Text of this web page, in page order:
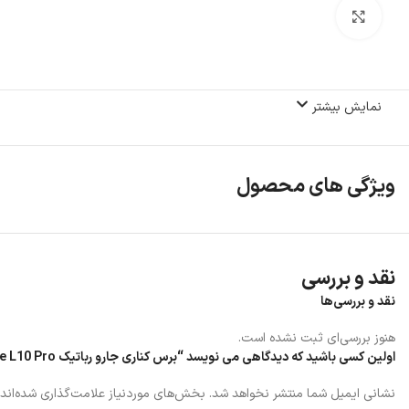
نمایش بیشتر
ویژگی های محصول
نقد و بررسی
نقد و بررسی‌ها
هنوز بررسی‌ای ثبت نشده است.
اولین کسی باشید که دیدگاهی می نویسد “برس کناری جارو رباتیک Dreame L10 Pro”
نشانی ایمیل شما منتشر نخواهد شد. بخش‌های موردنیاز علامت‌گذاری